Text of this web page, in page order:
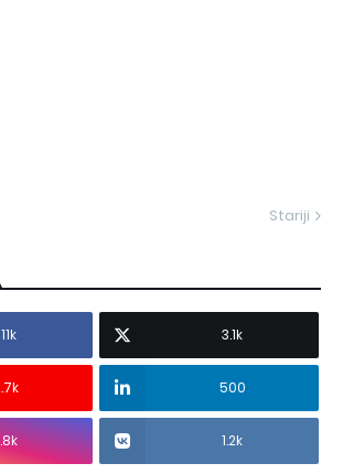
Stariji
3.1k
500
1.2k